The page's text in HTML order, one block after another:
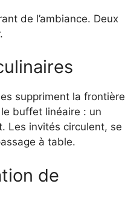
de l’ambiance. Deux
suppriment la frontière
buffet linéaire : un
Les invités circulent, se
à table.
de